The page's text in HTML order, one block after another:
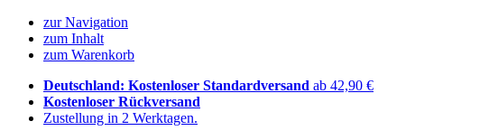
zur Navigation
zum Inhalt
zum Warenkorb
Deutschland: Kostenloser Standardversand ab 42,90 €
Kostenloser Rückversand
Zustellung in 2 Werktagen.